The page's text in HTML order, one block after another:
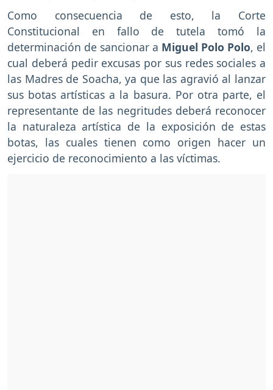
Como consecuencia de esto, la Corte
Constitucional en fallo de tutela tomó la
determinación de sancionar a Miguel Polo Polo, el
cual deberá pedir excusas por sus redes sociales a
las Madres de Soacha, ya que las agravió al lanzar
sus botas artísticas a la basura. Por otra parte, el
representante de las negritudes deberá reconocer
la naturaleza artística de la exposición de estas
botas, las cuales tienen como origen hacer un
ejercicio de reconocimiento a las víctimas.